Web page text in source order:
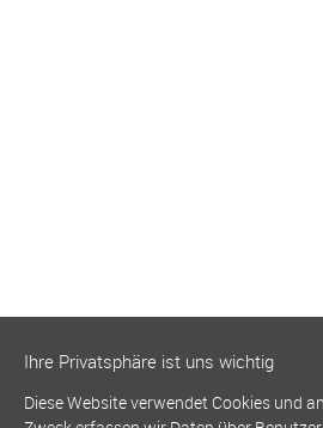
Ihre Privatsphäre ist uns wichtig
Diese Website verwendet Cookies und